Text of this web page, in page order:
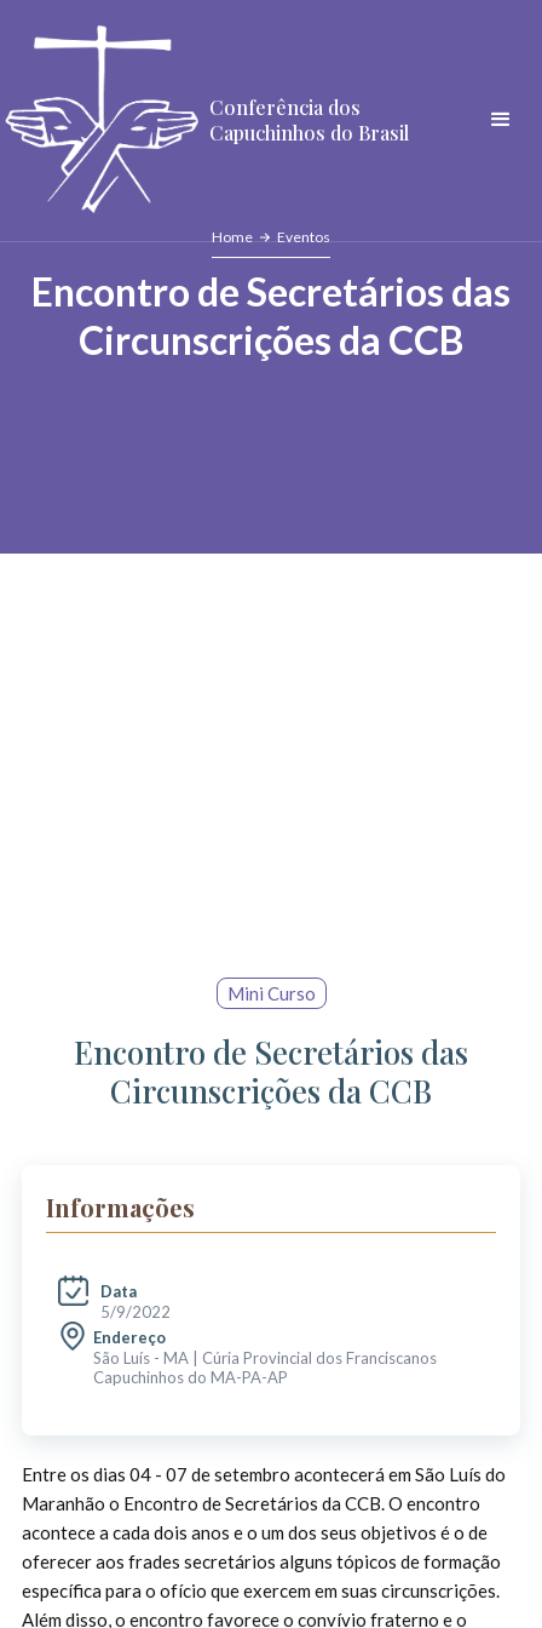
Conferência dos
Capuchinhos do Brasil
Home Eventos
Encontro de Secretários das
Circunscrições da CCB
Mini Curso
Encontro de Secretários das
Circunscrições da CCB
Informações
Data
5/9/2022
Endereço
São Luís - MA | Cúria Provincial dos Franciscanos
Capuchinhos do MA-PA-AP
Entre os dias 04 - 07 de setembro acontecerá em São Luís do
Maranhão o Encontro de Secretários da CCB. O encontro
acontece a cada dois anos e o um dos seus objetivos é o de
oferecer aos frades secretários alguns tópicos de formação
específica para o ofício que exercem em suas circunscrições.
Além disso, o encontro favorece o convívio fraterno e o